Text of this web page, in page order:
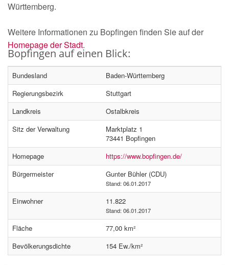
Württemberg.
Weitere Informationen zu Bopfingen finden Sie auf der
Homepage der Stadt.
Bopfingen auf einen Blick:
Bundesland
Baden-Württemberg
Regierungsbezirk
Stuttgart
Landkreis
Ostalbkreis
Sitz der Verwaltung
Marktplatz 1
73441 Bopfingen
Homepage
https://www.bopfingen.de/
Bürgermeister
Gunter Bühler (CDU)
Stand: 06.01.2017
Einwohner 11.822
Stand: 06.01.2017
Fläche
77,00 km²
Bevölkerungsdichte
154 Ew./km²